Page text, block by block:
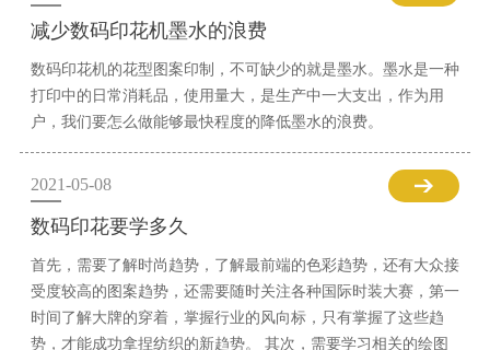
减少数码印花机墨水的浪费
数码印花机的花型图案印制，不可缺少的就是墨水。墨水是一种
打印中的日常消耗品，使用量大，是生产中一大支出，作为用
户，我们要怎么做能够最快程度的降低墨水的浪费。
2021-05-08
数码印花要学多久
首先，需要了解时尚趋势，了解最前端的色彩趋势，还有大众接
受度较高的图案趋势，还需要随时关注各种国际时装大赛，第一
时间了解大牌的穿着，掌握行业的风向标，只有掌握了这些趋
势，才能成功拿捏纺织的新趋势。 其次，需要学习相关的绘图